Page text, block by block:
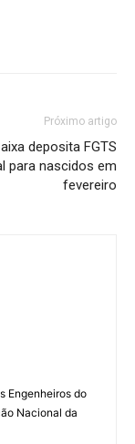
Próximo artigo
deposita FGTS
para nascidos em
fevereiro
Engenheiros do
Nacional da